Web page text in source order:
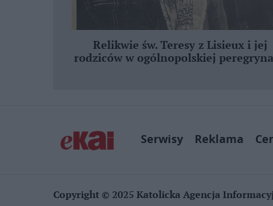
Relikwie św. Teresy z Lisieux i jej
rodziców w ogólnopolskiej
Serwisy Reklama
Copyright © 2025 Katolicka Agencja